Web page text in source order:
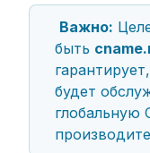
Важно:
быть
будет
глобальную